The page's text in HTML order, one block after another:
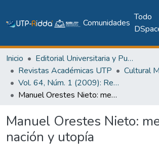
Comunidades
Todo
Inicio
Editorial Universitaria y Publicaciones Seriadas
Revistas Académicas UTP
Cultural
Vol. 64, Núm. 1 (2009): Revista Maga
Manuel Orestes Nieto: memoria , nación y utopía
Manuel Orestes Nieto:
nación y utopía